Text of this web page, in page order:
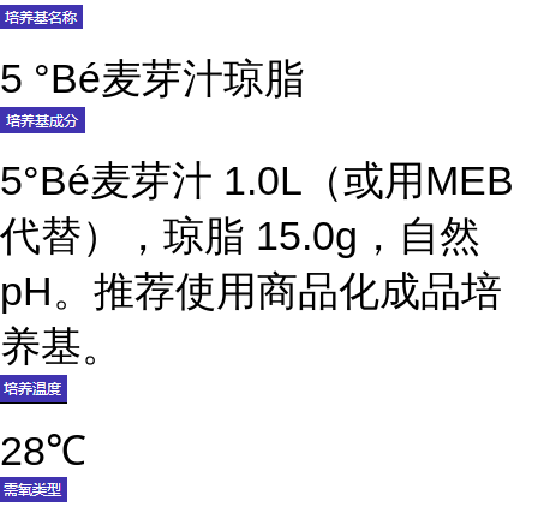
5 °Bé麦芽汁琼脂
5°Bé麦芽汁 1.0L（或用MEB
代替），琼脂 15.0g，自然
pH。推荐使用商品化成品培
养基。
28℃